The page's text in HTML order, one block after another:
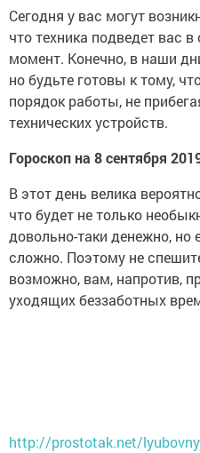
Сегодня у вас могут
что техника подведет вас
момент. Конечно, в наши
но будьте готовы к тому,
порядок работы, не
технических устройств.
Гороскоп на 8 сентября
В этот день велика
что будет не только
довольно-таки денежно, но
сложно. Поэтому не
возможно, вам, напротив,
уходящих беззаботных
http://prostotak.net/